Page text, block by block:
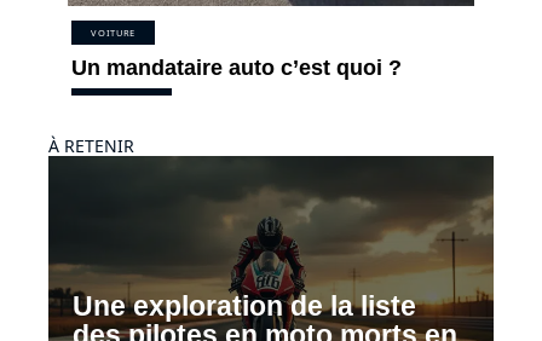
VOITURE
Un mandataire auto c’est quoi ?
À RETENIR
Une exploration de la liste